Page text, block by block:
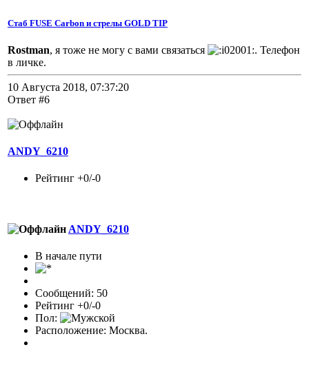
Стаб FUSE Carbon и стрелы GOLD TIP
Rostman, я тоже не могу с вами связаться
. Телефон
в личке.
10 Августа 2018, 07:37:20
Ответ #6
ANDY_6210
Рейтинг +0/-0
ANDY_6210
В начале пути
Сообщений: 50
Рейтинг +0/-0
Пол:
Расположение: Москва.